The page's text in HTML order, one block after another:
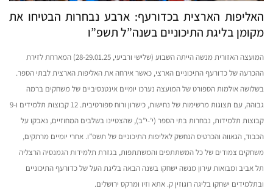
האליפות הארצית בכדורעף: ארבע נבחרות הבטיחו את
מקומן בליגת התיכוניים בשנה”ל תשפ”ו
המועצה האזורית מנשה הייתה השבוע (שלישי ורביעי, 28-29.01.25) המארחת לזירת
ההכרעה של כדורעף התיכוניים הארצי, כאשר אירחה את האליפות הארצית לבתי הספר.
בשלושה אולמות הספורט של המועצה נערכו יומיים אינטנסיביים של משחקים ברמה
גבוהה, עם תצוגות מרשימות של נחישות, כישרון ורוח ספורטיבית. 12 קבוצות תלמידים ו-9
קבוצות תלמידות, נבחרות בתי הספר (י’-י”ב), שהצטיינו בשלבים המחוזיים, נאבקו על
הכבוד, הגאווה והכרטיס הנחשק לאליפות התיכוניים של תשפ”ו. אחרי יומיים מרתקים,
משחקים צמודים של כל המשתתפים והמשתתפות, בגזרת תלמידות הגמנסיה הרצליה
תל אביב ומבואות עירון מנשה ישחקו בשנה הבאה בליגת העל של כדורעף התיכוניים
ובתלמידים ישחקו בליגה רוגוזין ק. אתא וזיו ומרקס ירושלים.